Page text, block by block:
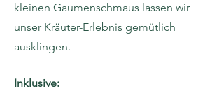
kleinen Gaumenschmaus lassen wir
unser Kräuter-Erlebnis gemütlich
ausklingen.
Inklusive: